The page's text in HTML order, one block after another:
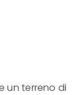
un terreno di